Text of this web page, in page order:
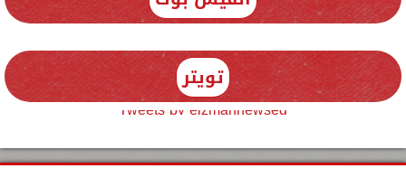
تويتر
Tweets by elzmannewseg